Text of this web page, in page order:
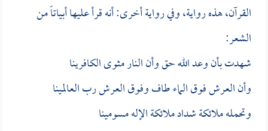
القرآن، هذه رواية، وفي رواية أخرى: أنه قرأ عليها أبياتاً من
الشعر:
شهدت بأن وعد الله حق وأن النار مثوى الكافرينا
وأن العرش فوق الماء طاف وفوق العرش رب العالمينا
وتحمله ملائكة شداد ملائكة الإله مسومينا